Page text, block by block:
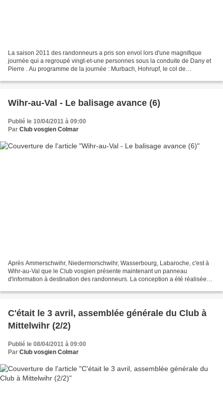
La saison 2011 des randonneurs a pris son envol lors d'une magnifique
journée qui a regroupé vingt-et-une personnes sous la conduite de Dany et
Pierre . Au programme de la journée : Murbach, Hohrupf, le col de
Wihr-au-Val - Le balisage avance (6)
Publié le 10/04/2011 à 09:00
Par Club vosgien Colmar
Après Ammerschwihr, Niedermorschwihr, Wasserbourg, Labaroche, c'est à
Wihr-au-Val que le Club vosgien présente maintenant un panneau
d'information à destination des randonneurs. La conception a été réalisée
C'était le 3 avril, assemblée générale du Club à
Mittelwihr (2/2)
Publié le 08/04/2011 à 09:00
Par Club vosgien Colmar